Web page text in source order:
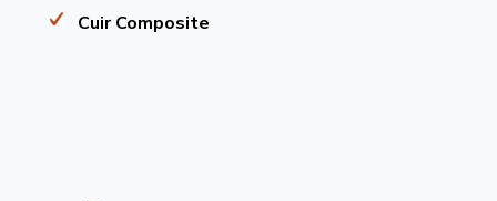
Cuir Composite